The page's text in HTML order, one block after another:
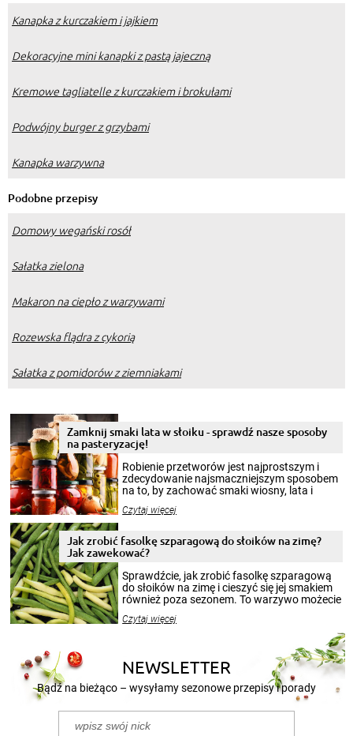
Kanapka z kurczakiem i jajkiem
Dekoracyjne mini kanapki z pastą jajeczną
Kremowe tagliatelle z kurczakiem i brokułami
Podwójny burger z grzybami
Kanapka warzywna
Podobne przepisy
Domowy wegański rosół
Sałatka zielona
Makaron na ciepło z warzywami
Rozewska flądra z cykorią
Sałatka z pomidorów z ziemniakami
Zamknij smaki lata w słoiku - sprawdź nasze sposoby
na pasteryzację!
Robienie przetworów jest najprostszym i
zdecydowanie najsmaczniejszym sposobem
na to, by zachować smaki wiosny, lata i
krajobrazów, by cieszyć nimi oko w sezonie
pełni poczuć atmosferę cieplejszych
miesięcy. Przygotowanie słoików ze
patenty, które pozwolą zachować świeżość
przetworów.
Czytaj więcej
Jak zrobić fasolkę szparagową do słoików na zimę?
Jak zawekować?
Sprawdźcie, jak zrobić fasolkę szparagową
do słoików na zimę i cieszyć się jej smakiem
również poza sezonem. To warzywo możecie
nasze propozycje!
Czytaj więcej
NEWSLETTER
Bądź na bieżąco – wysyłamy sezonowe przepisy i porady